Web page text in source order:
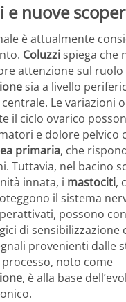
nuove
è attualmente
Coluzzispiega che
attenzione sul ruolo
sia a livello
Le variazioni
il ciclo ovarico
e dolore pelvico
primaria, che
Tuttavia, nel bacino
innata, i mastociti,
il sistema
possono
di sensibilizzazione
provenienti dalle
noto come
, è alla base